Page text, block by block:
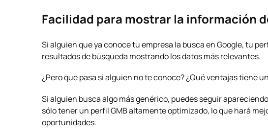
Facilidad para mostrar la información
Si alguien que ya conoce tu empresa la busca en Google, tu
resultados de búsqueda mostrando los datos más relevantes.
¿Pero qué pasa si alguien no te conoce? ¿Qué ventajas tiene
Si alguien busca algo más genérico, puedes seguir
sólo tener un perfil GMB altamente optimizado, lo que hará
oportunidades.